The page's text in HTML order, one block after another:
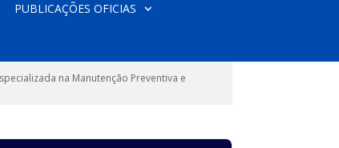
PUBLICAÇÕES OFICIAS
na Manutenção Preventiva e